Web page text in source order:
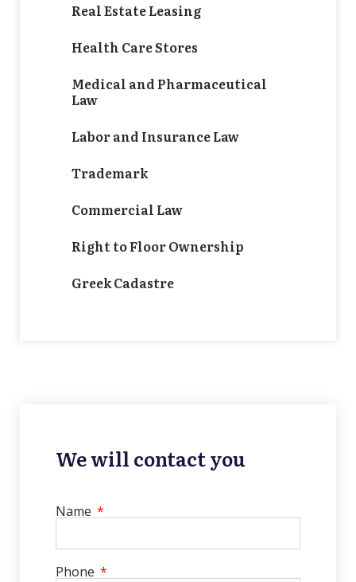
Real Estate Leasing
Health Care Stores
Medical and Pharmaceutical
Law
Labor and Insurance Law
Trademark
Commercial Law
Right to Floor Ownership
Greek Cadastre
We will contact you
Name
Phone